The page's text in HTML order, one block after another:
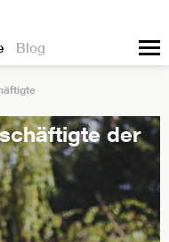
Blog
der